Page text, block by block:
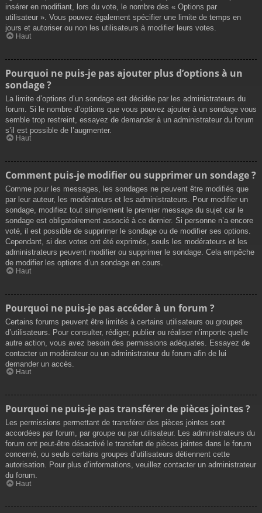
insérer en modifiant, lors du vote, le nombre des « Options par
utilisateur ». Vous pouvez également spécifier une limite de temps en
jours et autoriser ou non les utilisateurs à modifier leurs votes.
Haut
Pourquoi ne puis-je pas ajouter plus d’options à un
sondage ?
La limite d’options d’un sondage est décidée par les administrateurs du
forum. Si le nombre d’options que vous pouvez ajouter à un sondage vous
semble trop restreint, essayez de demander à un administrateur du forum
s’il est possible de l’augmenter.
Haut
Comment puis-je modifier ou supprimer un sondage ?
Comme pour les messages, les sondages ne peuvent être modifiés que
par leur auteur, les modérateurs et les administrateurs. Pour modifier un
sondage, modifiez tout simplement le premier message du sujet car le
sondage est obligatoirement associé à ce dernier. Si personne n’a encore
voté, il est possible de supprimer le sondage ou de modifier ses options.
Cependant, si des votes ont été exprimés, seuls les modérateurs et les
administrateurs peuvent modifier ou supprimer le sondage. Cela empêche
de modifier les options d’un sondage en cours.
Haut
Pourquoi ne puis-je pas accéder à un forum ?
Certains forums peuvent être limités à certains utilisateurs ou groupes
d’utilisateurs. Pour consulter, rédiger, publier ou réaliser n’importe quelle
autre action, vous avez besoin des permissions adéquates. Essayez de
contacter un modérateur ou un administrateur du forum afin de lui
demander un accès.
Haut
Pourquoi ne puis-je pas transférer de pièces jointes ?
Les permissions permettant de transférer des pièces jointes sont
accordées par forum, par groupe ou par utilisateur. Les administrateurs du
forum ont peut-être désactivé le transfert de pièces jointes dans le forum
concerné, ou seuls certains groupes d’utilisateurs détiennent cette
autorisation. Pour plus d’informations, veuillez contacter un administrateur
du forum.
Haut